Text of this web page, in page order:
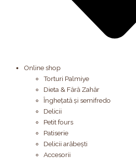
Online shop
Torturi Palmiye
Dieta & Fără Zahăr
Înghețată și semifredo
Delicii
Petit fours
Patiserie
Delicii arăbești
Accesorii